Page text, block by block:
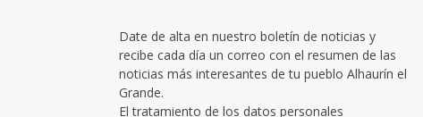
Date de alta en nuestro boletín de noticias y
recibe cada día un correo con el resumen de las
noticias más interesantes de tu pueblo Alhaurín el
Grande.
El tratamiento de los datos personales